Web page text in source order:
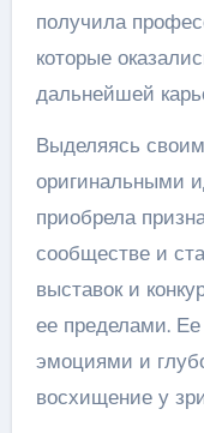
получила
которые
дальнейшей
Выделяясь
оригинальными
приобрела
сообществе и
выставок и
ее пределами.
эмоциями и
восхищение у